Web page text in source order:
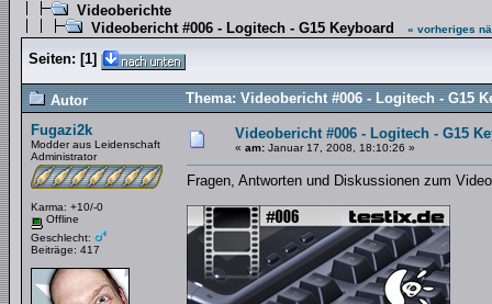
Videoberichte
Videobericht #006 - Logitech - G15 Keyboard
« vorheriges
Seiten: [1]
Autor
Thema: Videobericht #006 - Logitech - G15
Fugazi2k
Modder aus Leidenschaft
Administrator
Karma: +10/-0
Offline
Geschlecht:
Beiträge: 417
Videobericht #006 - Logitech - G15
« am: Januar 17, 2008, 18:10:26 »
Fragen, Antworten und Diskussionen zum